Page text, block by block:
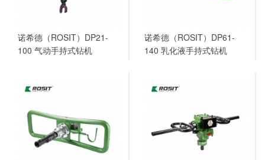
诺希德（ROSIT）DP21-
100 气动手持式钻机
诺希德（ROSIT）DP61-
140 乳化液手持式钻机